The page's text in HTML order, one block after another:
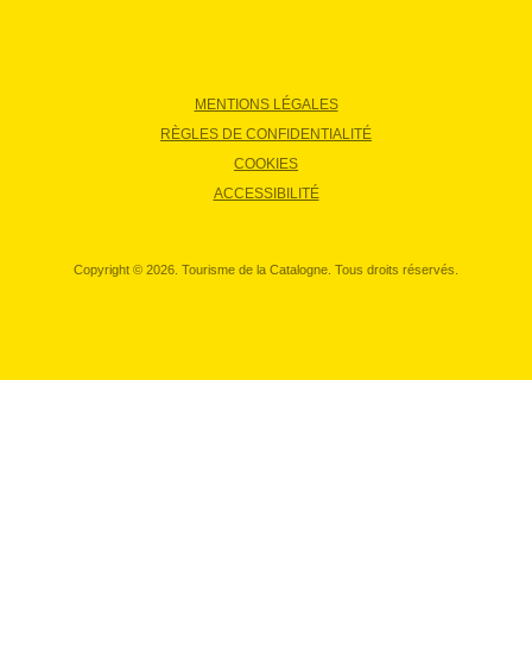
MENTIONS LÉGALES
RÈGLES DE CONFIDENTIALITÉ
COOKIES
ACCESSIBILITÉ
Copyright © 2026. Tourisme de la Catalogne. Tous droits réservés.